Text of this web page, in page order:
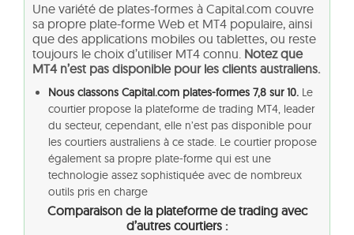
Une variété de plates-formes à Capital.com couvre
sa propre plate-forme Web et MT4 populaire, ainsi
que des applications mobiles ou tablettes, ou reste
toujours le choix d’utiliser MT4 connu. Notez que
MT4 n’est pas disponible pour les clients australiens.
Nous classons Capital.com plates-formes 7,8 sur 10. Le
courtier propose la plateforme de trading MT4, leader
du secteur, cependant, elle n’est pas disponible pour
les courtiers australiens à ce stade. Le courtier propose
également sa propre plate-forme qui est une
technologie assez sophistiquée avec de nombreux
outils pris en charge
Comparaison de la plateforme de trading avec
d’autres courtiers :